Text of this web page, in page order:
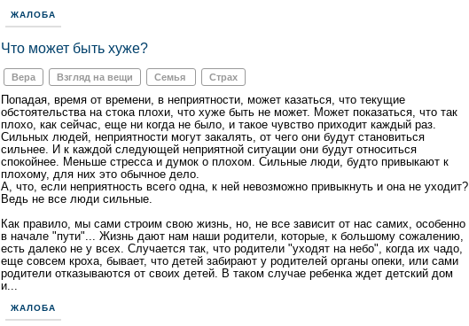
ЖАЛОБА
Что может быть хуже?
Вера Взгляд на вещи Семья ‍‍‍ Страх
Попадая, время от времени, в неприятности, может казаться, что текущие
обстоятельства на стока плохи, что хуже быть не может. Может показаться, что так
плохо, как сейчас, еще ни когда не было, и такое чувство приходит каждый раз.
Сильных людей, неприятности могут закалять, от чего они будут становиться
сильнее. И к каждой следующей неприятной ситуации они будут относиться
спокойнее. Меньше стресса и думок о плохом. Сильные люди, будто привыкают к
плохому, для них это обычное дело.
А, что, если неприятность всего одна, к ней невозможно привыкнуть и она не уходит?
Ведь не все люди сильные.
Как правило, мы сами строим свою жизнь, но, не все зависит от нас самих, особенно
в начале "пути"... Жизнь дают нам наши родители, которые, к большому сожалению,
есть далеко не у всех. Случается так, что родители "уходят на небо", когда их чадо,
еще совсем кроха, бывает, что детей забирают у родителей органы опеки, или сами
родители отказываются от своих детей. В таком случае ребенка ждет детский дом
и...
ЖАЛОБА